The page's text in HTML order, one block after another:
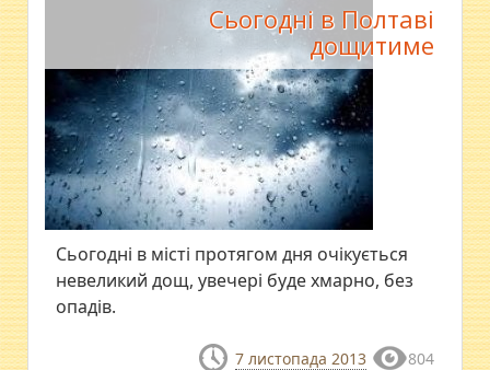
Сьогодні в Полтаві
дощитиме
Сьогодні в місті протягом дня очікується
невеликий дощ, увечері буде хмарно, без
опадів.
7 листопада 2013 804